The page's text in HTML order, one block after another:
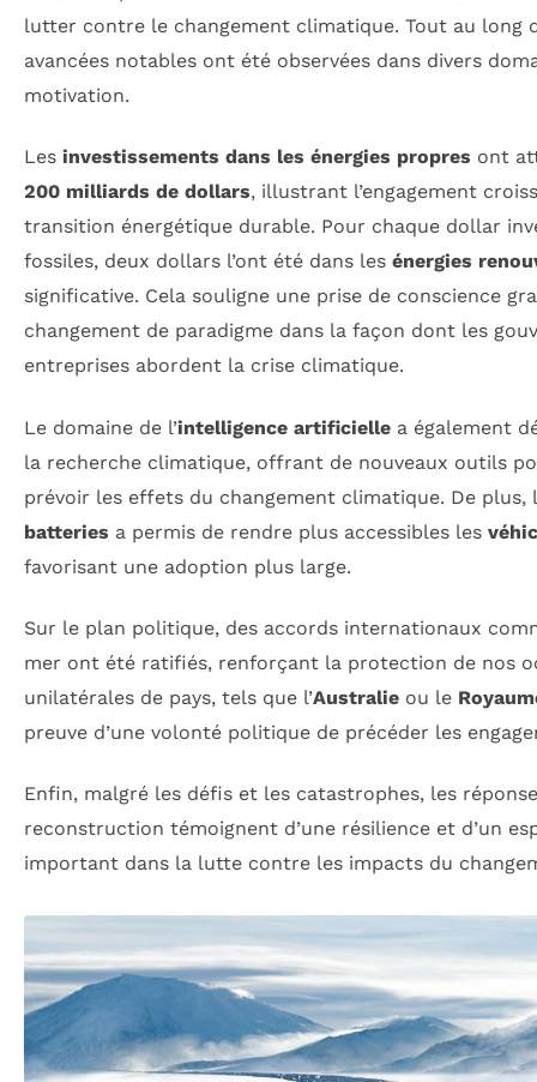
lutter contre le changement climatique. Tout au long
avancées notables ont été observées dans divers
motivation.
Les investissements dans les énergies propres ont
200 milliards de dollars, illustrant l’engagement
transition énergétique durable. Pour chaque dollar
fossiles, deux dollars l’ont été dans les énergies
significative. Cela souligne une prise de conscience
changement de paradigme dans la façon dont les
entreprises abordent la crise climatique.
Le domaine de l’intelligence artificielle a également
la recherche climatique, offrant de nouveaux outils
prévoir les effets du changement climatique. De plus,
batteries a permis de rendre plus accessibles les
favorisant une adoption plus large.
Sur le plan politique, des accords internationaux
mer ont été ratifiés, renforçant la protection de nos
unilatérales de pays, tels que l’Australie ou le
preuve d’une volonté politique de précéder les
Enfin, malgré les défis et les catastrophes, les
reconstruction témoignent d’une résilience et d’un
important dans la lutte contre les impacts du